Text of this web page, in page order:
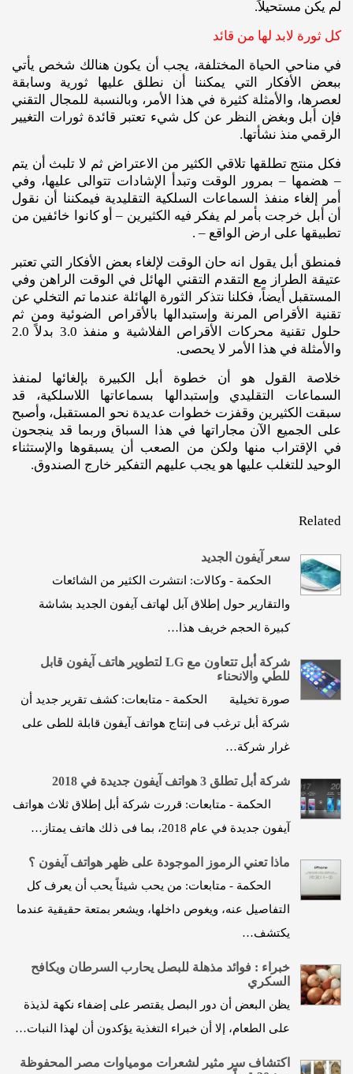
لم يكن مستحيلاً.
كل ثورة لابد لها من قائد
في مناحي الحياة المختلفة، يجب أن يكون هنالك شخص يأتي
ببعض الأفكار التي يمكننا أن نطلق عليها ثورية وسابقة
لعصرها، والأمثلة كثيرة في هذا الأمر، وبالنسبة للمجال التقني
فإن أبل وبغض النظر عن كل شيء تعتبر قائدة ثورات التغيير
الرقمي منذ نشأتها.
فكل منتج تطلقها تلاقي الكثير من الاعتراض ثم لا تلبث أن يتم
– هضمها – بمرور الوقت وتبدأ الإشادات تتوالى عليها، وفي
أمر إلغاء منفذ السماعات السلكية التقليدية فيمكننا أن نقول
أن أبل خرجت بأمر لم يفكر فيه الكثيرين – أو كانوا خائفين من
تطبيقها على ارض الواقع – .
فمنطق أبل يقول انه حان الوقت لإلغاء بعض الأفكار التي تعتبر
عتيقة الطراز مع التقدم التقني الهائل في الوقت الراهن وفي
المستقبل أيضاً، فكلنا نتذكر الثورة الهائلة عندما تم التخلي عن
تقنية الأقراص المرنة وإستبدالها بالأقراص الضوئية ومن ثم
حلول تقنية محركات الأقراص الفلاشية و منفذ 3.0 بدلاً 2.0
والأمثلة في هذا الأمر لا يحصى.
خلاصة القول هو أن خطوة أبل الكبيرة بإلغائها لمنفذ
السماعات التقليدي وإستبدالها بسماعاتها اللاسلكية، قد
سبقت الكثيرين وقفزت خطوات عديدة نحو المستقبل، وأصبح
على الجميع الآن مجاراتها في هذا السباق وربما قد ينجحون
في الإقتراب منها ولكن من الصعب أن يسبقوها والإستثناء
الوحيد للتغلب عليها هو يجب عليهم التفكير خارج الصندوق.
Related
سعر آيفون الجديد
الحكمة - وكالات: انتشرت الكثير من الشائعات
والتقارير حول إطلاق آبل لهاتف آيفون الجديد بشاشة
كبيرة الحجم خريف هذا…
شركة أبل تتعاون مع LG لتطوير هاتف آيفون قابل
للطي والانحناء
صورة تخيلية الحكمة - متابعات: كشف تقرير جديد أن
شركة أبل ترغب فى إنتاج هواتف آيفون قابلة للطى على
غرار شركة…
شركة أبل تطلق 3 هواتف آيفون جديدة في 2018
الحكمة - متابعات: قررت شركة أبل إطلاق ثلاث هواتف
آيفون جديدة في عام 2018، بما فى ذلك هاتف يمتاز…
ماذا تعني الرموز الموجودة على ظهر هواتف آيفون ؟
الحكمة - متابعات: من يحب شيئاً يحب أن يعرف كل
التفاصيل عنه، ويغوص داخلها، ويشعر بمتعة حقيقية عندما
يكتشف…
خبراء : فوائد مذهلة للبصل يحارب السرطان ويكافح
السكري
يظن البعض أن دور البصل يقتصر على إضفاء نكهة لذيذة
على الطعام، إلا أن خبراء التغذية يؤكدون أن لهذا النبات…
اكتشاف سر مثير لشعرات مومياوات مصر المحفوظة